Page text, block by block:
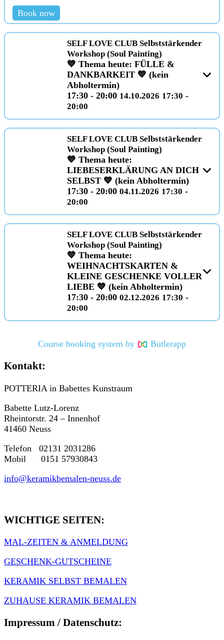
Book now
SELF LOVE CLUB Selbststärkender
Workshop (Soul Painting)
💙 Thema heute: FÜLLE &
DANKBARKEIT 💙 (kein
Abholtermin)
17:30 - 20:00 14.10.2026 17:30 -
20:00
SELF LOVE CLUB Selbststärkender
Workshop (Soul Painting)
💙 Thema heute:
LIEBESERKLÄRUNG AN DICH
SELBST 💙 (kein Abholtermin)
17:30 - 20:00 04.11.2026 17:30 -
20:00
SELF LOVE CLUB Selbststärkender
Workshop (Soul Painting)
💙 Thema heute:
WEIHNACHTSKARTEN &
KLEINE GESCHENKE VOLLER
LIEBE 💙 (kein Abholtermin)
17:30 - 20:00 02.12.2026 17:30 -
20:00
Course booking system by Butlerapp
Kontakt:
POTTERIA in Babettes Kunstraum
Babette Lutz-Lorenz
Rheintorstr. 24 – Innenhof
41460 Neuss
Telefon 02131 2031286
Mobil 0151 57930843
info@keramikbemalen-neuss.de
WICHTIGE SEITEN:
MAL-ZEITEN & ANMELDUNG
GESCHENK-GUTSCHEINE
KERAMIK SELBST BEMALEN
ZUHAUSE KERAMIK BEMALEN
Impressum / Datenschutz: